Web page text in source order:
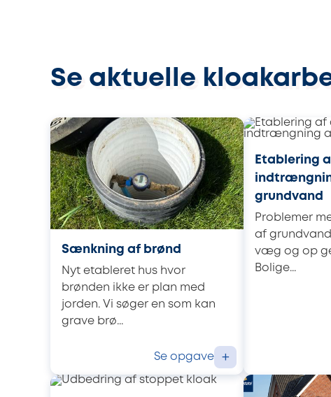
Se aktuelle
Sænkning af brønd
Nyt etableret hus hvor
brønden ikke er plan med
jorden. Vi søger en som kan
grave brø...
Se opgave +
Etablering
grundvand
Problemer
af
væg og op
Bolige...